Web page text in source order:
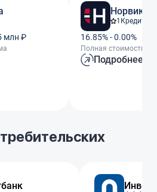
млн ₽
Норвик
1 Кредит
16.85% - 0.00%
Полная стоимость
Подробнее